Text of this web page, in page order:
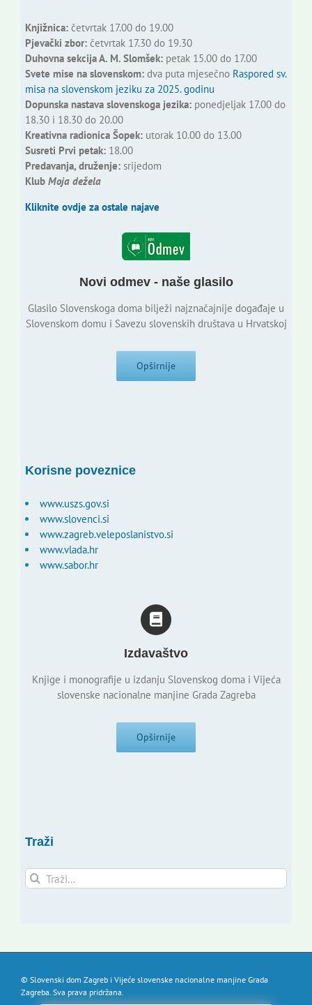
Knjižnica:četvrtak 17.00 do 19.00
Pjevački zbor:četvrtak 17.30 do 19.30
Duhovna sekcija A. M. Slomšek:petak 15.00 do 17.00
Svete mise na slovenskom:dva puta mjesečno Raspored sv.
misa na slovenskom jeziku za 2025. godinu
Dopunska nastava slovenskoga jezika:ponedjeljak 17.00 do
18.30 i 18.30 do 20.00
Kreativna radionica Šopek:utorak 10.00 do 13.00
Susreti Prvi petak:18.00
Predavanja, druženje:srijedom
Klub Moja dežela
Kliknite ovdje za ostale najave
Novi odmev - naše glasilo
Glasilo Slovenskoga doma bilježi najznačajnije događaje u
Slovenskom domu i Savezu slovenskih društava u Hrvatskoj
Opširnije
Korisne poveznice
www.uszs.gov.si
www.slovenci.si
www.zagreb.veleposlanistvo.si
www.vlada.hr
www.sabor.hr
Izdavaštvo
Knjige i monografije u izdanju Slovenskog doma i Vijeća
slovenske nacionalne manjine Grada Zagreba
Opširnije
Traži
Traži...
© Slovenski dom Zagreb i Vijeće slovenske nacionalne manjine Grada
Zagreba. Sva prava pridržana.